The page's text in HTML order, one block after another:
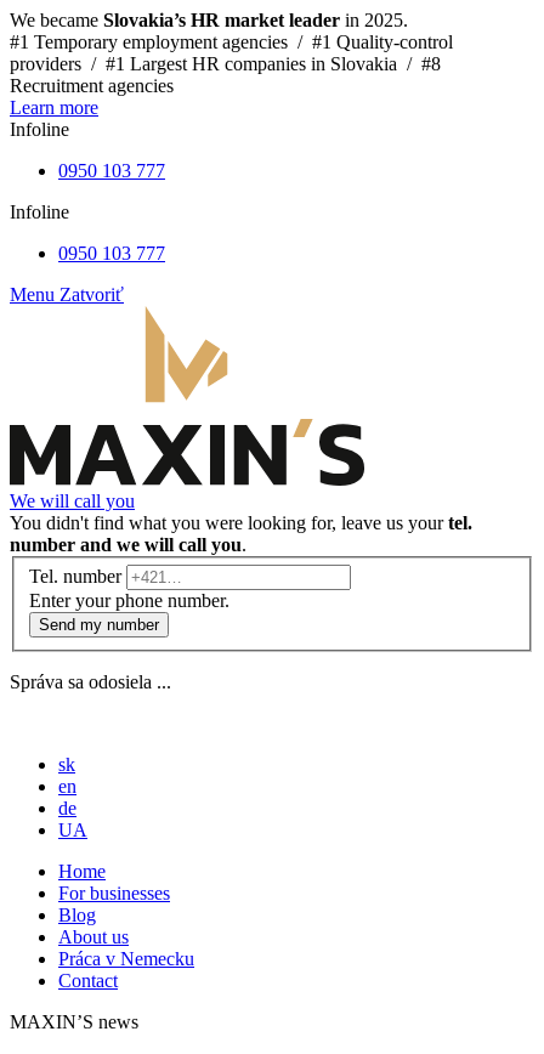
We became Slovakia’s HR market leader in 2025.
#1 Temporary employment agencies / #1 Quality-control
providers / #1 Largest HR companies in Slovakia / #8
Recruitment agencies
Learn more
Infoline
0950 103 777
Infoline
0950 103 777
Menu Zatvoriť
We will call you
You didn't find what you were looking for, leave us yourtel.
number and we will call you.
Tel. number
Enter your phone number.
Send my number
Správa sa odosiela ...
sk
en
de
UA
Home
For businesses
Blog
About us
Práca v Nemecku
Contact
MAXIN’S news